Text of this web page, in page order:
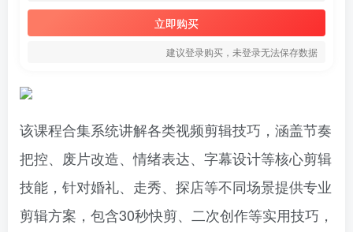
立即购买
建议登录购买，未登录无法保存数据
该课程合集系统讲解各类视频剪辑技巧，涵盖节奏
把控、废片改造、情绪表达、字幕设计等核心剪辑
技能，针对婚礼、走秀、探店等不同场景提供专业
剪辑方案，包含30秒快剪、二次创作等实用技巧，